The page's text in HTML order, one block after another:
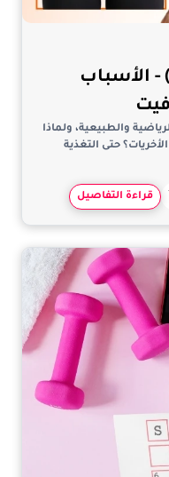
علاج الخفسة (Hip Dips) - الأسباب
والطبيعية، ولماذا
حتى التغذية
قراءة التفاصيل